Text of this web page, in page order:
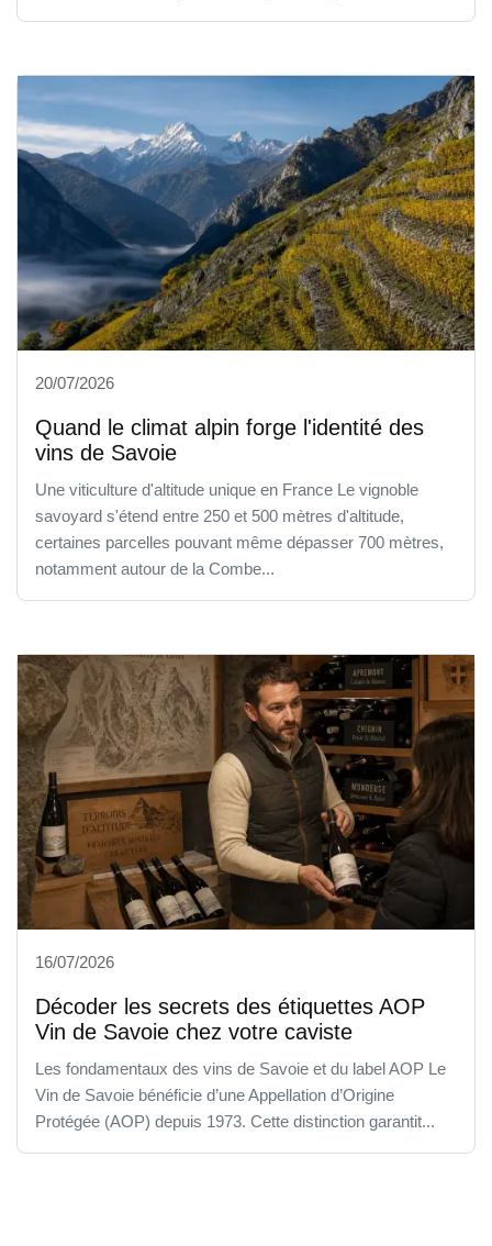
20/07/2026
Quand le climat alpin forge l'identité des
vins de Savoie
Une viticulture d'altitude unique en France Le vignoble
savoyard s'étend entre 250 et 500 mètres d'altitude,
certaines parcelles pouvant même dépasser 700 mètres,
notamment autour de la Combe...
16/07/2026
Décoder les secrets des étiquettes AOP
Vin de Savoie chez votre caviste
Les fondamentaux des vins de Savoie et du label AOP Le
Vin de Savoie bénéficie d’une Appellation d’Origine
Protégée (AOP) depuis 1973. Cette distinction garantit...